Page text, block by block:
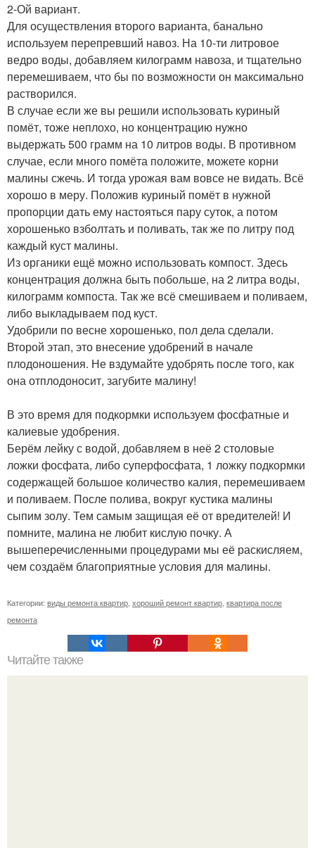
2-Ой вариант.
Для осуществления второго варианта, банально
используем перепревший навоз. На 10-ти литровое
ведро воды, добавляем килограмм навоза, и тщательно
перемешиваем, что бы по возможности он максимально
растворился.
В случае если же вы решили использовать куриный
помёт, тоже неплохо, но концентрацию нужно
выдержать 500 грамм на 10 литров воды. В противном
случае, если много помёта положите, можете корни
малины сжечь. И тогда урожая вам вовсе не видать. Всё
хорошо в меру. Положив куриный помёт в нужной
пропорции дать ему настояться пару суток, а потом
хорошенько взболтать и поливать, так же по литру под
каждый куст малины.
Из органики ещё можно использовать компост. Здесь
концентрация должна быть побольше, на 2 литра воды,
килограмм компоста. Так же всё смешиваем и поливаем,
либо выкладываем под куст.
Удобрили по весне хорошенько, пол дела сделали.
Второй этап, это внесение удобрений в начале
плодоношения. Не вздумайте удобрять после того, как
она отплодоносит, загубите малину!
В это время для подкормки используем фосфатные и
калиевые удобрения.
Берём лейку с водой, добавляем в неё 2 столовые
ложки фосфата, либо суперфосфата, 1 ложку подкормки
содержащей большое количество калия, перемешиваем
и поливаем. После полива, вокруг кустика малины
сыпим золу. Тем самым защищая её от вредителей! И
помните, малина не любит кислую почку. А
вышеперечисленными процедурами мы её раскисляем,
чем создаём благоприятные условия для малины.
Категории: виды ремонта квартир хороший ремонт квартир квартира после
ремонта
Читайте также